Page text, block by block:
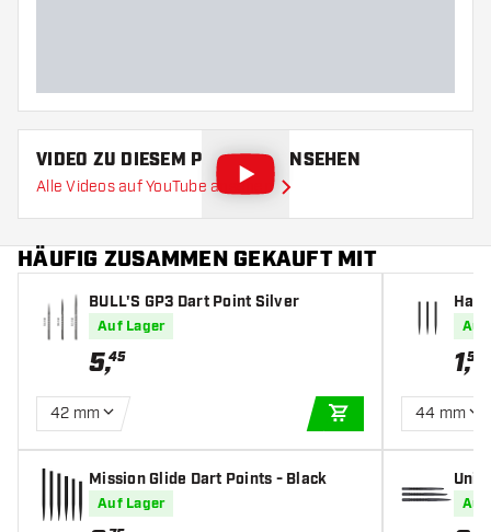
VIDEO ZU DIESEM PRODUKT ANSEHEN
Alle Videos auf YouTube ansehen
HÄUFIG ZUSAMMEN GEKAUFT MIT
BULL'S GP3 Dart Point Silver
Auf Lager
5,45
42 mm
IN DEN
Mission Glide Dart Points - Black
Auf Lager
Auf
1,50
44 mm
Auf